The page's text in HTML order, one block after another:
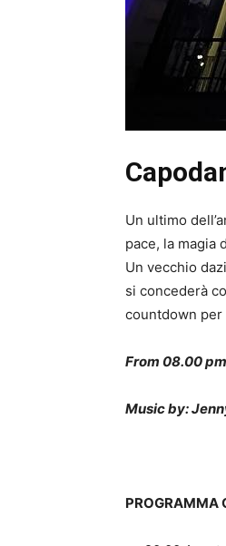
Un ultimo
pace, la magia
Un vecchio
si concederà
countdown per
From 08.00
Music by:
PROGRAMMA